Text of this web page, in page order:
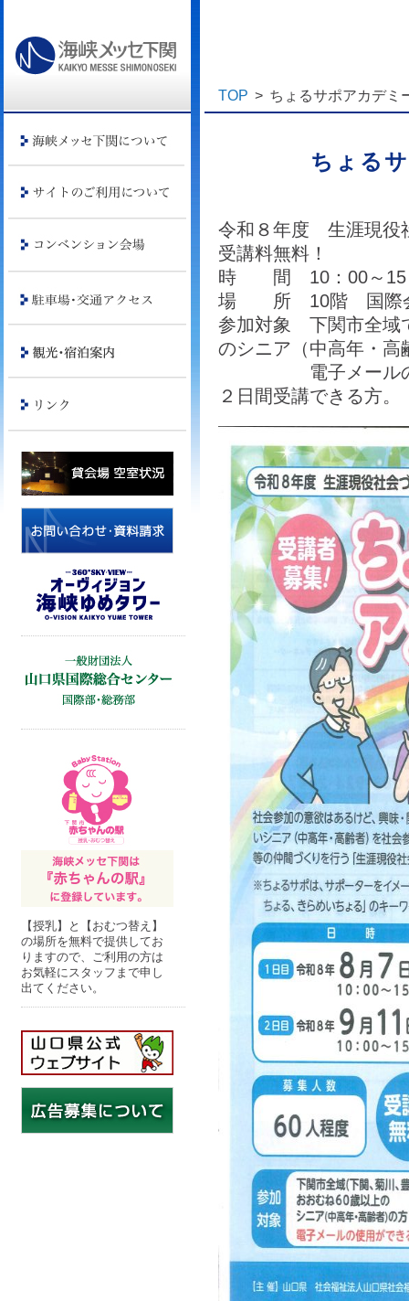
【授乳】と【おむつ替え】
の場所を無料で提供してお
りますので、ご利用の方は
お気軽にスタッフまで申し
出てください。
TOP > ちょるサポアカデミ
ちょる
令和８年度 生涯現役
受講料無料！
時 間 10：00～15
場 所 10階 国際
参加対象 下関市全域
のシニア（中高年・高
電子メールの使
２日間受講できる方。